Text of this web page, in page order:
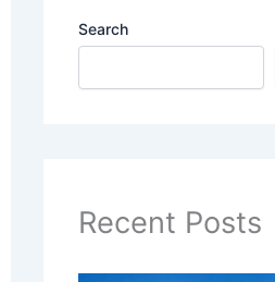
Search
Recent Posts